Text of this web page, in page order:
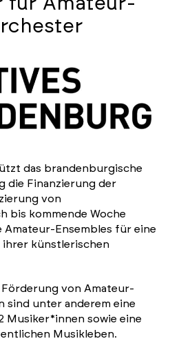
das brandenburgische
die Finanzierung der
von
bis kommende Woche
Amateur-Ensembles für eine
künstlerischen
von Amateur-
sind unter anderem eine
Musiker*innen sowie eine
Musikleben.